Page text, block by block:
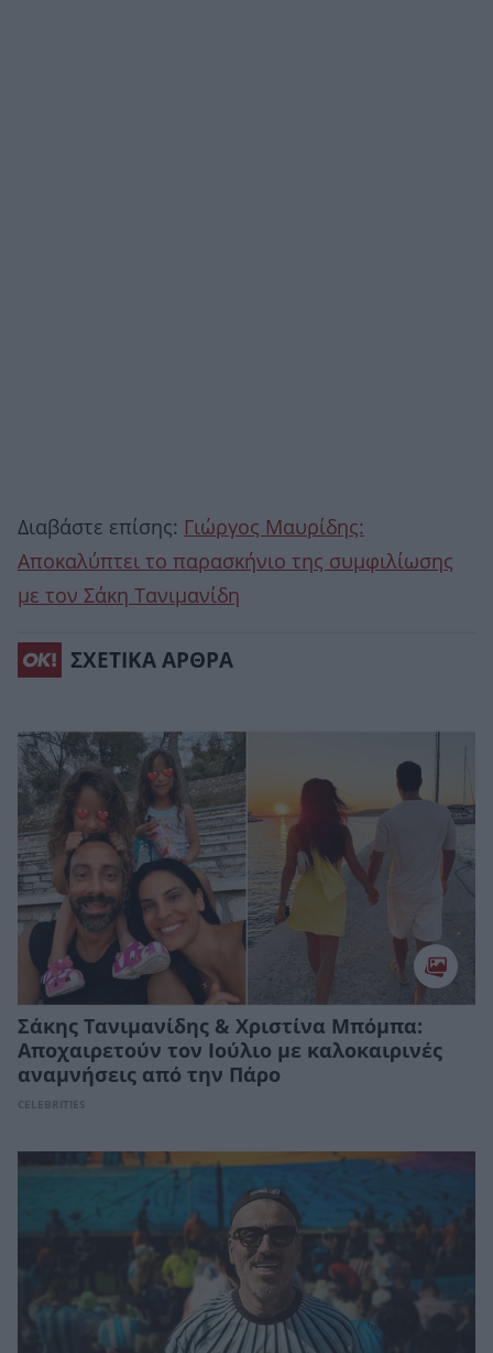
Διαβάστε επίσης: Γιώργος Μαυρίδης:
Αποκαλύπτει το παρασκήνιο της συμφιλίωσης
με τον Σάκη Τανιμανίδη
ΣΧΕΤΙΚΑ ΑΡΘΡΑ
Σάκης Τανιμανίδης & Χριστίνα Μπόμπα:
Αποχαιρετούν τον Ιούλιο με καλοκαιρινές
αναμνήσεις από την Πάρο
CELEBRITIES